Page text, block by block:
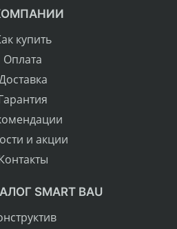
купить
Оплата
и акции
SMART BAU